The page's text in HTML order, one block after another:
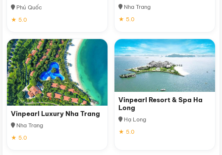
Phú Quốc
★ 5.0
Nha Trang
★ 5.0
Vinpearl Luxury Nha Trang
Nha Trang
★ 5.0
Vinpearl Resort & Spa Ha
Long
Hạ Long
★ 5.0